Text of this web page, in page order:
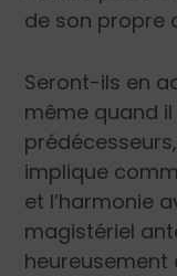
de son propre
Seront-ils en
même quand
implique
et l’harmonie
magistériel
heureusement